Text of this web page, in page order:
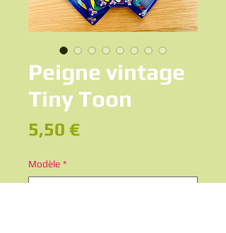
Peigne vintage
Tiny Toon
5,50 €Prix
Modèle *